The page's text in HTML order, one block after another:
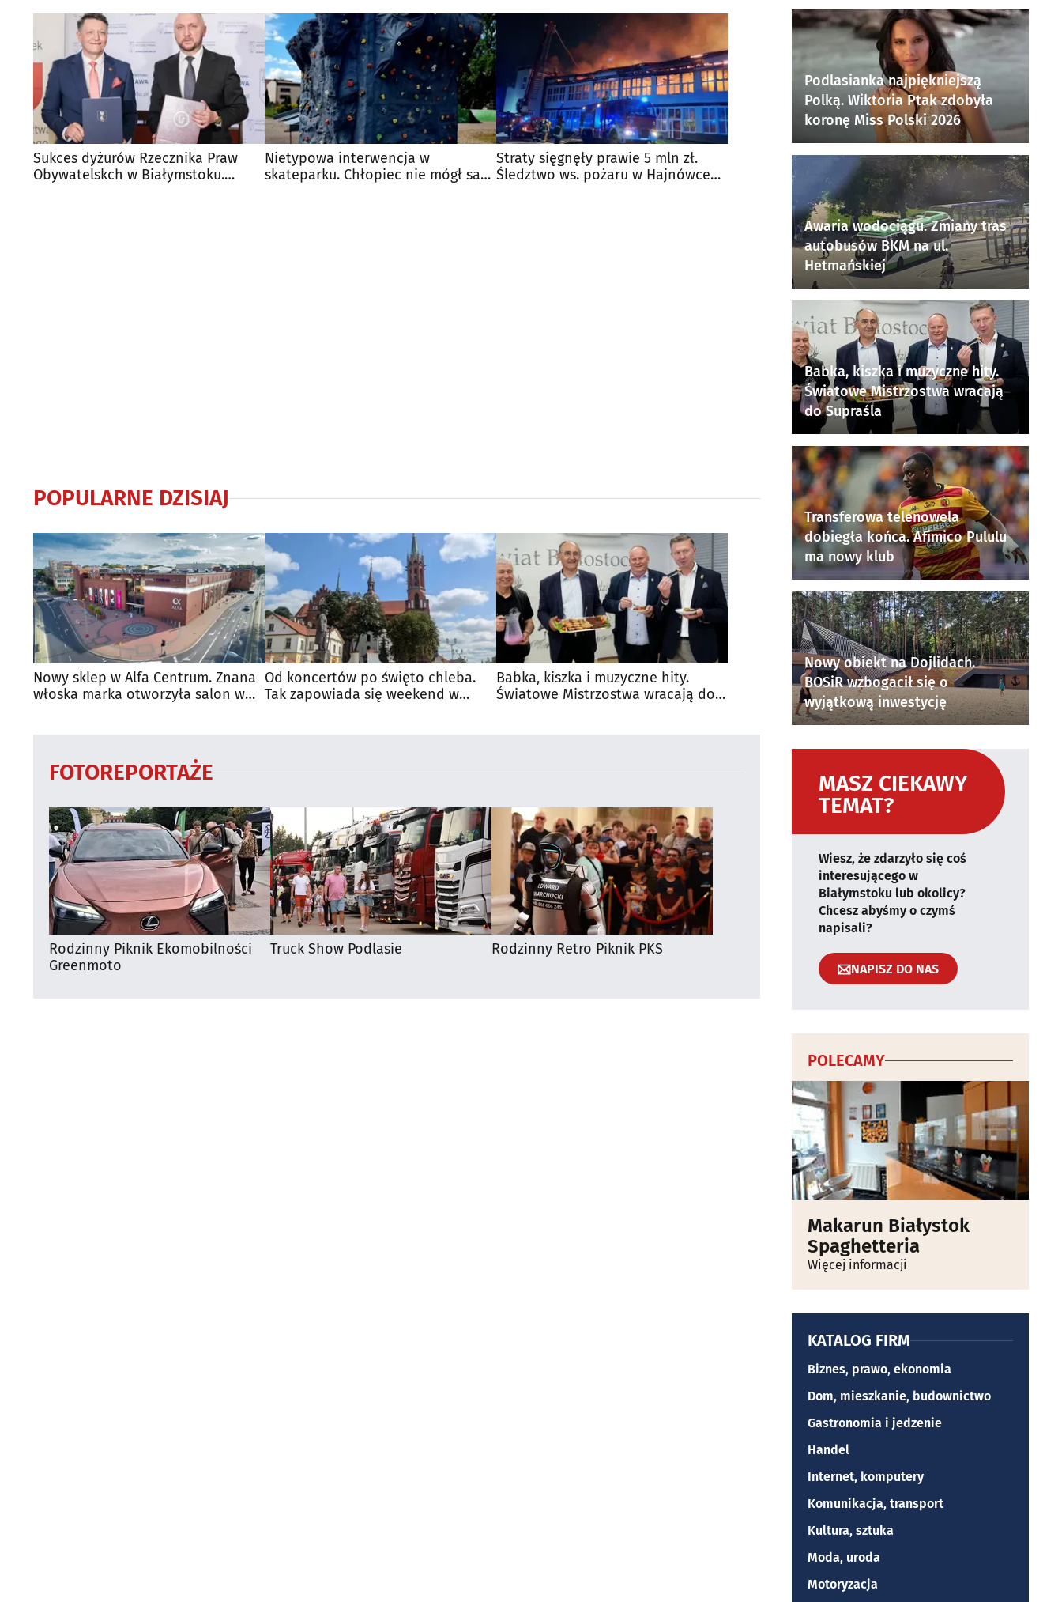
Sukces dyżurów Rzecznika Praw
Obywatelskch w Białymstoku.
Nietypowa interwencja w
skateparku. Chłopiec nie mógł sam
Straty sięgnęły prawie 5 mln zł.
Śledztwo ws. pożaru w Hajnówce
POPULARNE DZISIAJ
Nowy sklep w Alfa Centrum. Znana
włoska marka otworzyła salon w
Od koncertów po święto chleba.
Tak zapowiada się weekend w
Babka, kiszka i muzyczne hity.
Światowe Mistrzostwa wracają do
FOTOREPORTAŻE
Rodzinny Piknik Ekomobilności
Greenmoto
Truck Show Podlasie Rodzinny Retro Piknik PKS
Podlasianka najpiękniejszą
Polką. Wiktoria Ptak zdobyła
koronę Miss Polski 2026
Awaria wodociągu. Zmiany tras
autobusów BKM na ul.
Hetmańskiej
Babka, kiszka i muzyczne hity.
Światowe Mistrzostwa wracają
do Supraśla
Transferowa telenowela
dobiegła końca. Afimico Pululu
ma nowy klub
Nowy obiekt na Dojlidach.
BOSiR wzbogacił się o
wyjątkową inwestycję
MASZ CIEKAWY
TEMAT?
Wiesz, że zdarzyło się coś
interesującego w
Białymstoku lub okolicy?
Chcesz abyśmy o czymś
napisali?
NAPISZ DO NAS
POLECAMY
Makarun Białystok
Spaghetteria
Więcej informacji
KATALOG FIRM
Biznes, prawo, ekonomia
Dom, mieszkanie, budownictwo
Gastronomia i jedzenie
Handel
Internet, komputery
Komunikacja, transport
Kultura, sztuka
Moda, uroda
Motoryzacja